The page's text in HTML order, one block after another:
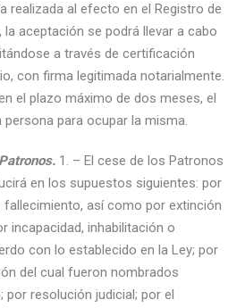
realizada al efecto en el Registro de
la aceptación se podrá llevar a cabo
a través de certificación
con firma legitimada notarialmente.
el plazo máximo de dos meses, el
para ocupar la misma.
1. – El cese de los Patronos
en los supuestos siguientes: por
así como por extinción
incapacidad, inhabilitación o
con lo establecido en la Ley; por
del cual fueron nombrados
resolución judicial; por el